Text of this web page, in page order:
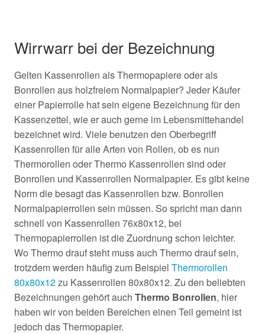
Wirrwarr bei der Bezeichnung
Gelten Kassenrollen als Thermopapiere oder als
Bonrollen aus holzfreiem Normalpapier? Jeder Käufer
einer Papierrolle hat sein eigene Bezeichnung für den
Kassenzettel, wie er auch gerne im Lebensmittehandel
bezeichnet wird. Viele benutzen den Oberbegriff
Kassenrollen für alle Arten von Rollen, ob es nun
Thermorollen oder Thermo Kassenrollen sind oder
Bonrollen und Kassenrollen Normalpapier. Es gibt keine
Norm die besagt das Kassenrollen bzw. Bonrollen
Normalpapierrollen sein müssen. So spricht man dann
schnell von Kassenrollen 76x80x12, bei
Thermopapierrollen ist die Zuordnung schon leichter.
Wo Thermo drauf steht muss auch Thermo drauf sein,
trotzdem werden häufig zum Beispiel Thermorollen
80x80x12zu Kassenrollen 80x80x12. Zu den beliebten
Bezeichnungen gehört auch Thermo Bonrollen, hier
haben wir von beiden Bereichen einen Teil gemeint ist
jedoch das Thermopapier.